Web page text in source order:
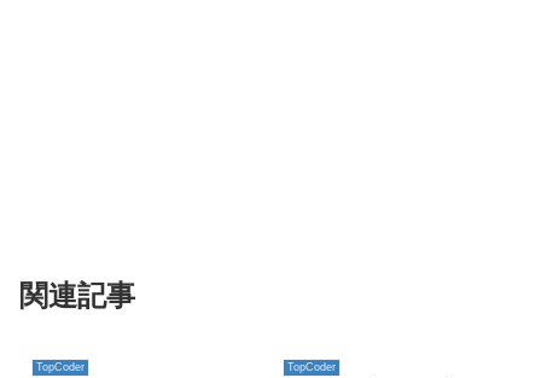
関連記事
TopCoder TopCoder